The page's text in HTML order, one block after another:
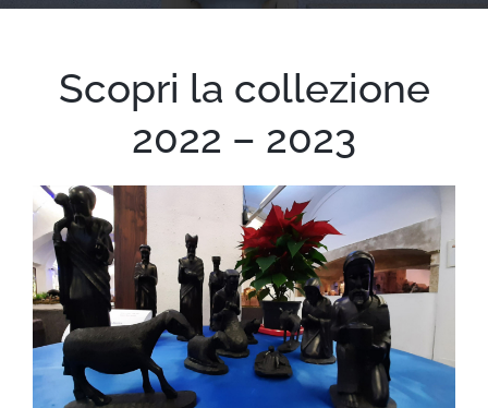
Scopri la collezione
2022 – 2023